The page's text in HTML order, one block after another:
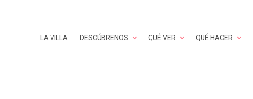
LA VILLA DESCÚBRENOS QUÉ VER QUÉ HACER